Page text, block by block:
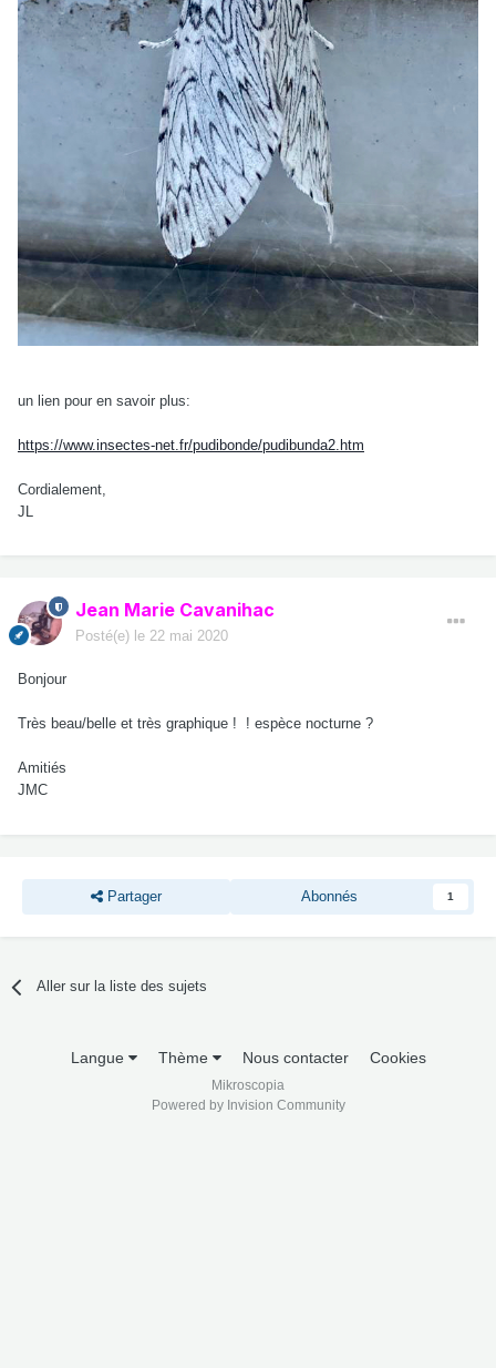
un lien pour en savoir plus:
https://www.insectes-net.fr/pudibonde/pudibunda2.htm
Cordialement,
JL
Jean Marie Cavanihac
Posté(e) le 22 mai 2020
Bonjour
Très beau/belle et très graphique ! ! espèce nocturne ?
Amitiés
JMC
Partager Abonnés 1
Aller sur la liste des sujets
Langue Thème Nous contacter Cookies
Mikroscopia
Powered by Invision Community